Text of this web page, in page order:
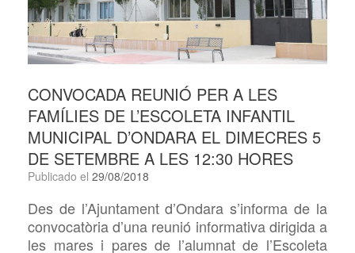
CONVOCADA REUNIÓ PER A LES
FAMÍLIES DE L’ESCOLETA INFANTIL
MUNICIPAL D’ONDARA EL DIMECRES 5
DE SETEMBRE A LES 12:30 HORES
Publicado el 29/08/2018
Des de l’Ajuntament d’Ondara s’informa de la
convocatòria d’una reunió informativa dirigida a
les mares i pares de l’alumnat de l’Escoleta